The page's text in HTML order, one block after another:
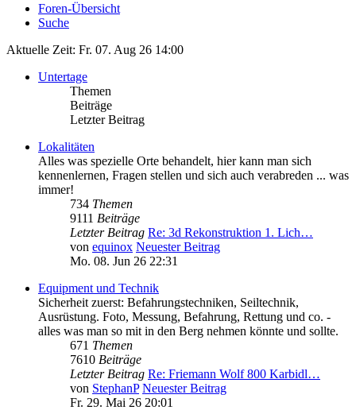
Foren-Übersicht
Suche
Aktuelle Zeit: Fr. 07. Aug 26 14:00
Untertage
Themen
Beiträge
Letzter Beitrag
Lokalitäten
Alles was spezielle Orte behandelt, hier kann man sich
kennenlernen, Fragen stellen und sich auch verabreden ... was
immer!
734 Themen
9111 Beiträge
Letzter Beitrag Re: 3d Rekonstruktion 1. Lich…
von equinox Neuester Beitrag
Mo. 08. Jun 26 22:31
Equipment und Technik
Sicherheit zuerst: Befahrungstechniken, Seiltechnik,
Ausrüstung. Foto, Messung, Befahrung, Rettung und co. -
alles was man so mit in den Berg nehmen könnte und sollte.
671 Themen
7610 Beiträge
Letzter Beitrag Re: Friemann Wolf 800 Karbidl…
von StephanP Neuester Beitrag
Fr. 29. Mai 26 20:01